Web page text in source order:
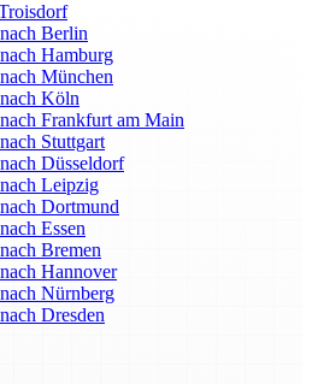
Berlin
Hamburg
München
Köln
Frankfurt am Main
Stuttgart
Düsseldorf
Leipzig
Dortmund
Essen
Bremen
Hannover
Nürnberg
Dresden